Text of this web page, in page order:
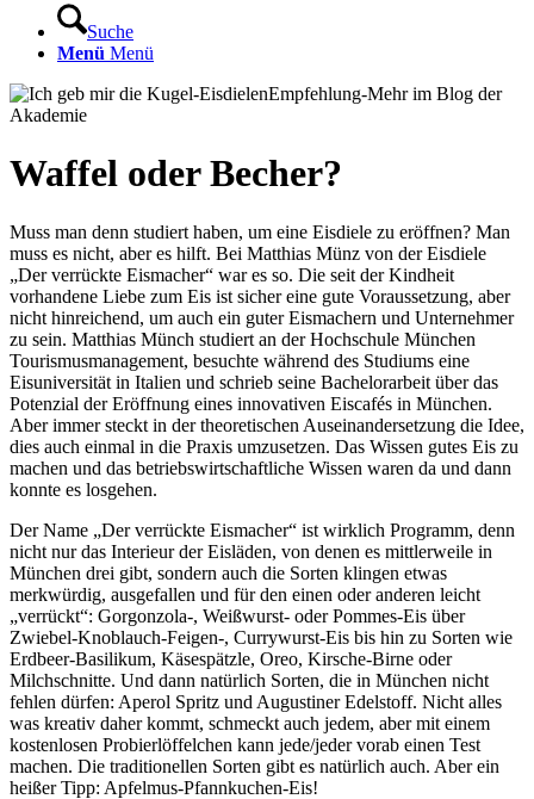
Suche
Menü Menü
Waffel oder Becher?
Muss man denn studiert haben, um eine Eisdiele zu eröffnen? Man
muss es nicht, aber es hilft. Bei Matthias Münz von der Eisdiele
„Der verrückte Eismacher“ war es so. Die seit der Kindheit
vorhandene Liebe zum Eis ist sicher eine gute Voraussetzung, aber
nicht hinreichend, um auch ein guter Eismachern und Unternehmer
zu sein. Matthias Münch studiert an der Hochschule München
Tourismusmanagement, besuchte während des Studiums eine
Eisuniversität in Italien und schrieb seine Bachelorarbeit über das
Potenzial der Eröffnung eines innovativen Eiscafés in München.
Aber immer steckt in der theoretischen Auseinandersetzung die Idee,
dies auch einmal in die Praxis umzusetzen. Das Wissen gutes Eis zu
machen und das betriebswirtschaftliche Wissen waren da und dann
konnte es losgehen.
Der Name „Der verrückte Eismacher“ ist wirklich Programm, denn
nicht nur das Interieur der Eisläden, von denen es mittlerweile in
München drei gibt, sondern auch die Sorten klingen etwas
merkwürdig, ausgefallen und für den einen oder anderen leicht
„verrückt“: Gorgonzola-, Weißwurst- oder Pommes-Eis über
Zwiebel-Knoblauch-Feigen-, Currywurst-Eis bis hin zu Sorten wie
Erdbeer-Basilikum, Käsespätzle, Oreo, Kirsche-Birne oder
Milchschnitte. Und dann natürlich Sorten, die in München nicht
fehlen dürfen: Aperol Spritz und Augustiner Edelstoff. Nicht alles
was kreativ daher kommt, schmeckt auch jedem, aber mit einem
kostenlosen Probierlöffelchen kann jede/jeder vorab einen Test
machen. Die traditionellen Sorten gibt es natürlich auch. Aber ein
heißer Tipp: Apfelmus-Pfannkuchen-Eis!